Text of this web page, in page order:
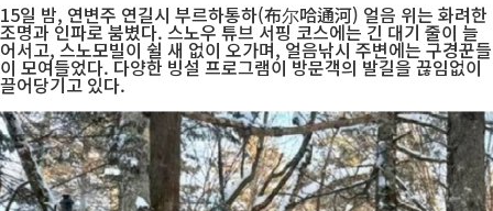
15일 밤, 연변주 연길시 부르하통하(布尔哈通河) 얼음 위는 화려한
조명과 인파로 붐볐다. 스노우 튜브 서핑 코스에는 긴 대기 줄이 늘
어서고, 스노모빌이 쉴 새 없이 오가며, 얼음낚시 주변에는 구경꾼들
이 모여들었다. 다양한 빙설 프로그램이 방문객의 발길을 끊임없이
끌어당기고 있다.